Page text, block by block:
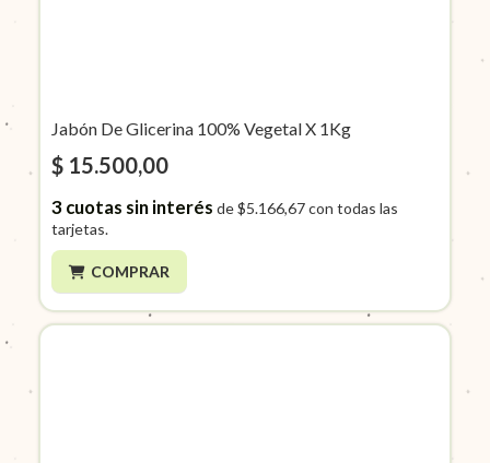
Jabón De Glicerina 100% Vegetal X 1Kg
$ 15.500,00
3cuotas sin interés de$5.166,67con todas las
tarjetas.
COMPRAR